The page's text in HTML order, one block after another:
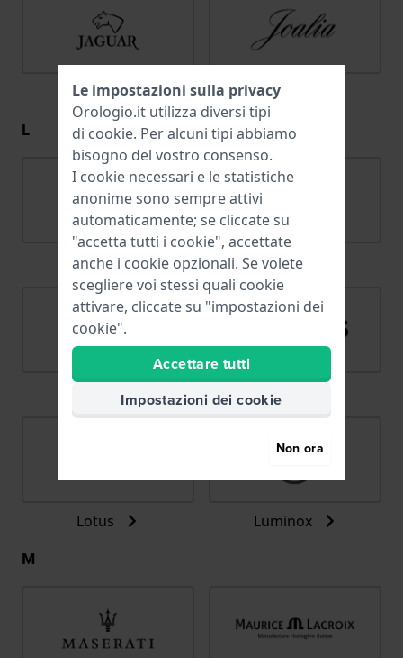
Jaguar Joalia
L
Lacoste Ligure
Lorus
Lotus Luminox
M
Le impostazioni sulla privacy
Orologio.it utilizza diversi tipi
di cookie. Per alcuni tipi abbiamo
bisogno del vostro consenso.
I cookie necessari e le statistiche
anonime sono sempre attivi
automaticamente; se cliccate su
"accetta tutti i cookie", accettate
anche i cookie opzionali. Se volete
scegliere voi stessi quali cookie
attivare, cliccate su "impostazioni dei
cookie".
Accettare tutti
Impostazioni dei cookie
Non ora